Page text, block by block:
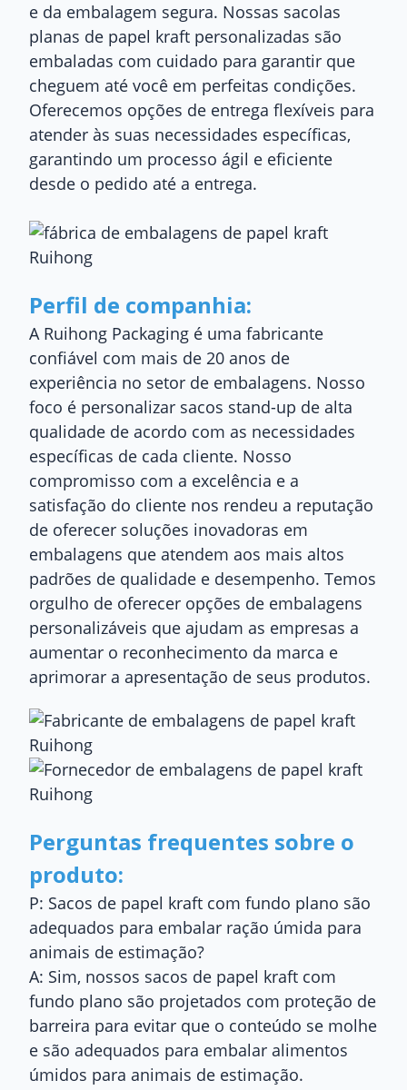
e da embalagem segura. Nossas sacolas
planas de papel kraft personalizadas são
embaladas com cuidado para garantir que
cheguem até você em perfeitas condições.
Oferecemos opções de entrega flexíveis para
atender às suas necessidades específicas,
garantindo um processo ágil e eficiente
desde o pedido até a entrega.
Perfil de companhia:
A Ruihong Packaging é uma fabricante
confiável com mais de 20 anos de
experiência no setor de embalagens. Nosso
foco é personalizar sacos stand-up de alta
qualidade de acordo com as necessidades
específicas de cada cliente. Nosso
compromisso com a excelência e a
satisfação do cliente nos rendeu a reputação
de oferecer soluções inovadoras em
embalagens que atendem aos mais altos
padrões de qualidade e desempenho. Temos
orgulho de oferecer opções de embalagens
personalizáveis ​​que ajudam as empresas a
aumentar o reconhecimento da marca e
aprimorar a apresentação de seus produtos.
Perguntas frequentes sobre o
produto:
P: Sacos de papel kraft com fundo plano são
adequados para embalar ração úmida para
animais de estimação?
A: Sim, nossos sacos de papel kraft com
fundo plano são projetados com proteção de
barreira para evitar que o conteúdo se molhe
e são adequados para embalar alimentos
úmidos para animais de estimação.